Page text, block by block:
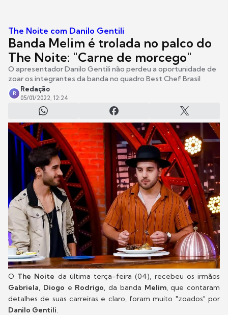
The Noite com Danilo Gentili
Banda Melim é trolada no palco do
The Noite: "Carne de morcego"
O apresentador Danilo Gentili não perdeu a oportunidade de
zoar os integrantes da banda no quadro Best Chef Brasil
R
Redação
05/01/2022, 12:24
O The Noite da última terça-feira (04), recebeu os irmãos
Gabriela, Diogo e Rodrigo, da banda Melim, que contaram
detalhes de suas carreiras e claro, foram muito "zoados" por
Danilo Gentili.